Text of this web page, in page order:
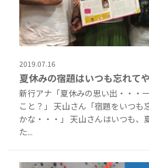
2019.07.16
夏休みの宿題はいつも忘れて
新行アナ「夏休みの思い出・・・
こと？」 天山さん「宿題をいつも
かな・・・」 天山さんはいつも、
た...